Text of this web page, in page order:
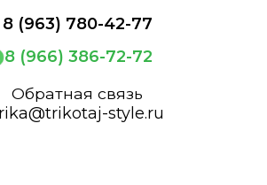
8 (963) 780-42-77
8 (966) 386-72-72
Обратная связь
style.ru